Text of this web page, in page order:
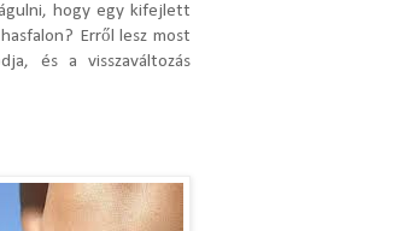
hogy egy kifejlett
Erről lesz most
és a visszaváltozás